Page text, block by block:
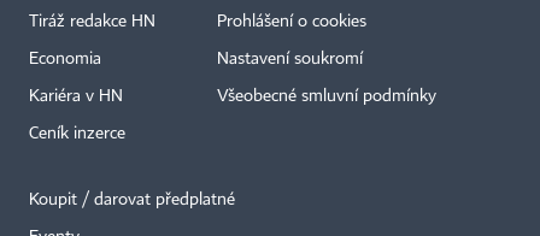
Tiráž redakce HN
Economia
Kariéra v HN
Ceník inzerce
Prohlášení o cookies
Nastavení soukromí
Všeobecné smluvní podmínky
Koupit / darovat předplatné